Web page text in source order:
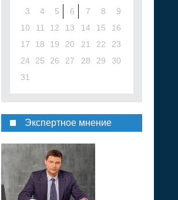
3
4 5 6 7 8
9
10
11 12 13 14 15
16
17
18 19 20 21 22
23
24
25 26 27 28 29
30
31
Экспертное мнение